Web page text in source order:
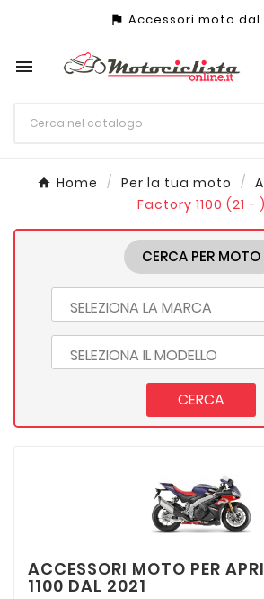
assistant_photo Accessori moto dal

Home Per la tua moto
Factory 1100 (21 - )
CERCA PER MOTO
CERCA
ACCESSORI MOTO PER
1100 DAL 2021